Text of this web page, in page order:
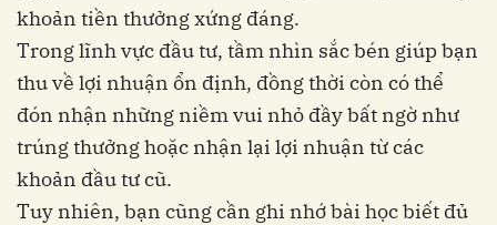
khoản tiền thưởng xứng đáng.
Trong lĩnh vực đầu tư, tầm nhìn sắc bén giúp bạn
thu về lợi nhuận ổn định, đồng thời còn có thể
đón nhận những niềm vui nhỏ đầy bất ngờ như
trúng thưởng hoặc nhận lại lợi nhuận từ các
khoản đầu tư cũ.
Tuy nhiên, bạn cũng cần ghi nhớ bài học biết đủ